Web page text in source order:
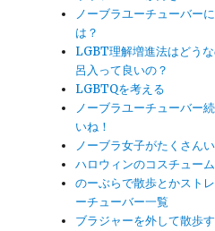
ノーブラユーチューバー
は？
LGBT理解増進法はどう
呂入って良いの？
LGBTQを考える
ノーブラユーチューバー
いね！
ノーブラ女子がたくさん
ハロウィンのコスチュー
のーぶらで散歩とかスト
ーチューバー一覧
ブラジャーを外して散歩